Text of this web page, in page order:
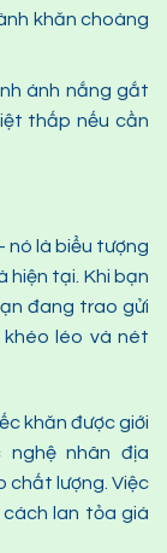
khăn choàng
ánh nắng gắt
thấp nếu cần
nó là biểu tượng
hiện tại. Khi bạn
đang trao gửi
khéo léo và nét
khăn được giới
nhân địa
chất lượng. Việc
lan tỏa giá